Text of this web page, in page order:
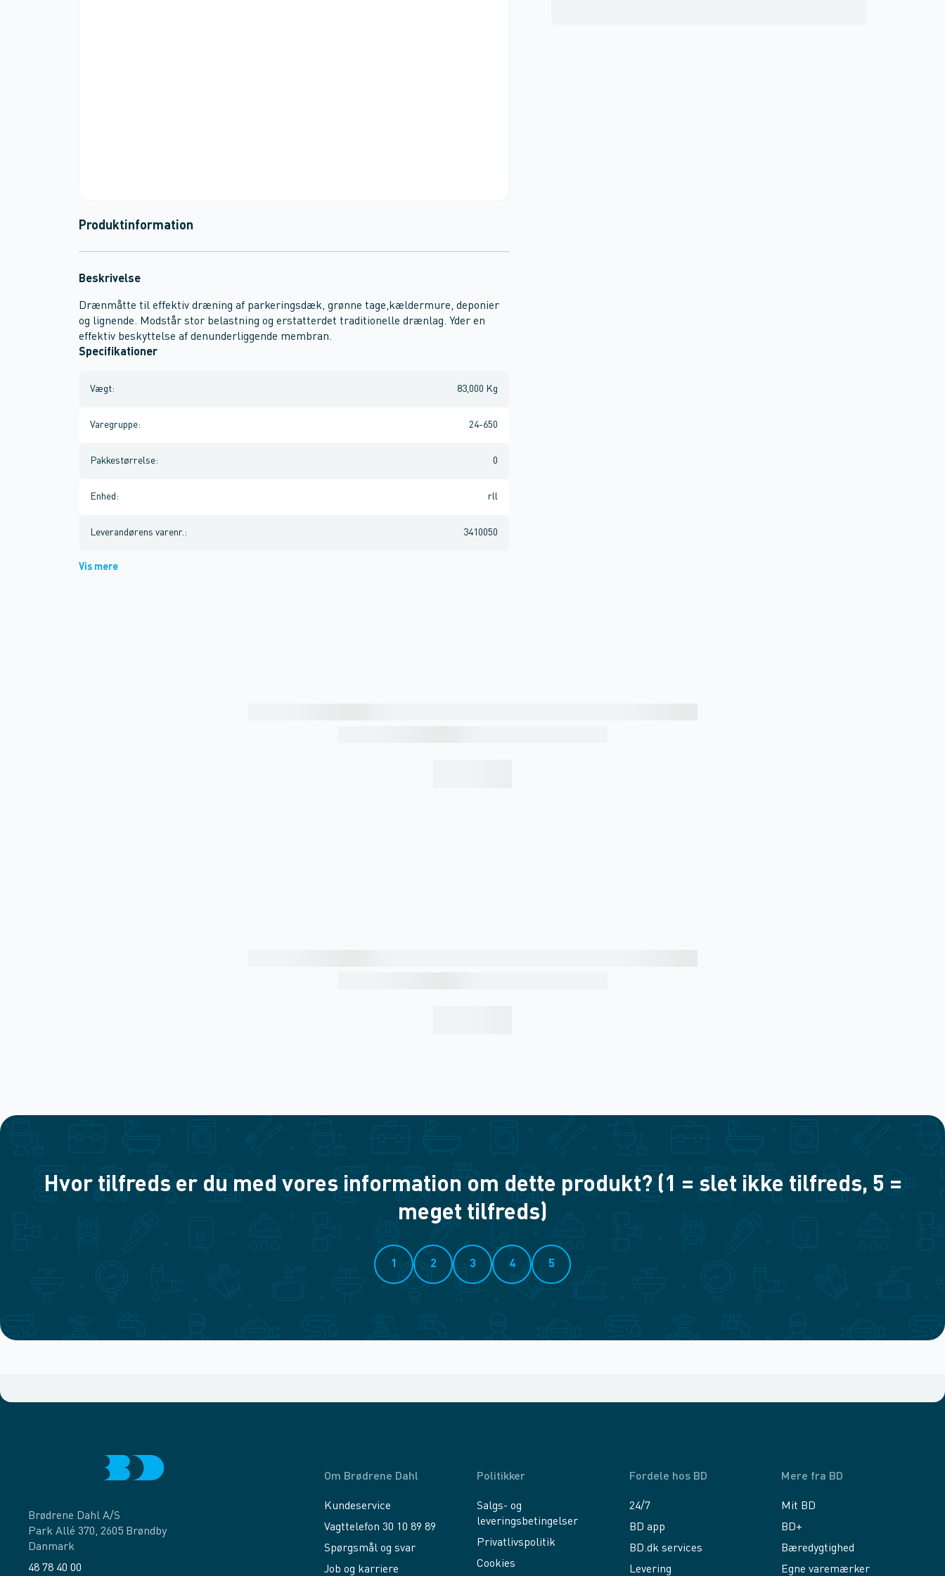
Produktinformation
Beskrivelse
Drænmåtte til effektiv dræning af parkeringsdæk, grønne tage,kældermure, deponier
og lignende. Modstår stor belastning og erstatterdet traditionelle drænlag. Yder en
effektiv beskyttelse af denunderliggende membran.
Specifikationer
Vægt: 83,000 Kg
Varegruppe: 24-650
Pakkestørrelse: 0
Enhed : rll
Leverandørens varenr. : 3410050
Vis mere
Hvor tilfreds er du med vores information om dette produkt? (1 = slet ikke tilfreds, 5 =
meget tilfreds)
1 2 3 4 5
Brødrene Dahl A/S
Park Allé 370, 2605 Brøndby
Danmark
48 78 40 00
Om Brødrene Dahl
Kundeservice
Vagttelefon 30 10 89 89
Spørgsmål og svar
Job og karriere
Politikker
Salgs- og
leveringsbetingelser
Privatlivspolitik
Cookies
Fordele hos BD
24/7
BD app
BD.dk services
Levering
Mere fra BD
Mit BD
BD+
Bæredygtighed
Egne varemærker